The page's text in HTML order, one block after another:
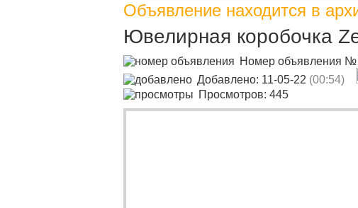
Объявление находится в
Ювелирная коробочка
Номер объявления №
Добавлено: 11-05-22 (00:54)
Просмотров: 445